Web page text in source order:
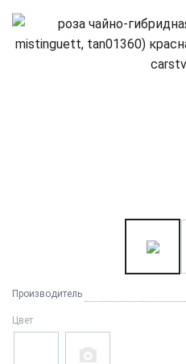
Производитель
Цвет